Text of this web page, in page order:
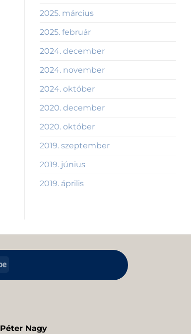
2025. március
2025. február
2024. december
2024. november
2024. október
2020. december
2020. október
2019. szeptember
2019. június
2019. április
Stripe
Péter Nagy